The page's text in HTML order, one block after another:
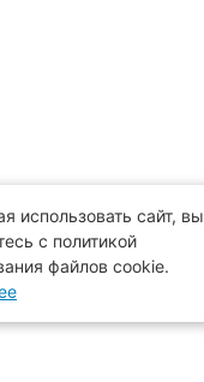
использовать сайт, вы
с политикой
файлов cookie.